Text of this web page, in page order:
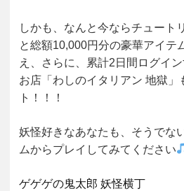
しかも、なんと今ならチュート
と総額10,000円分の豪華アイテ
え、さらに、累計2日間ログイ
お店「わしのイタリアン 地獄」
ト！！！
妖怪好きなあなたも、そうでな
ムからプレイしてみてください
ゲゲゲの鬼太郎 妖怪横丁